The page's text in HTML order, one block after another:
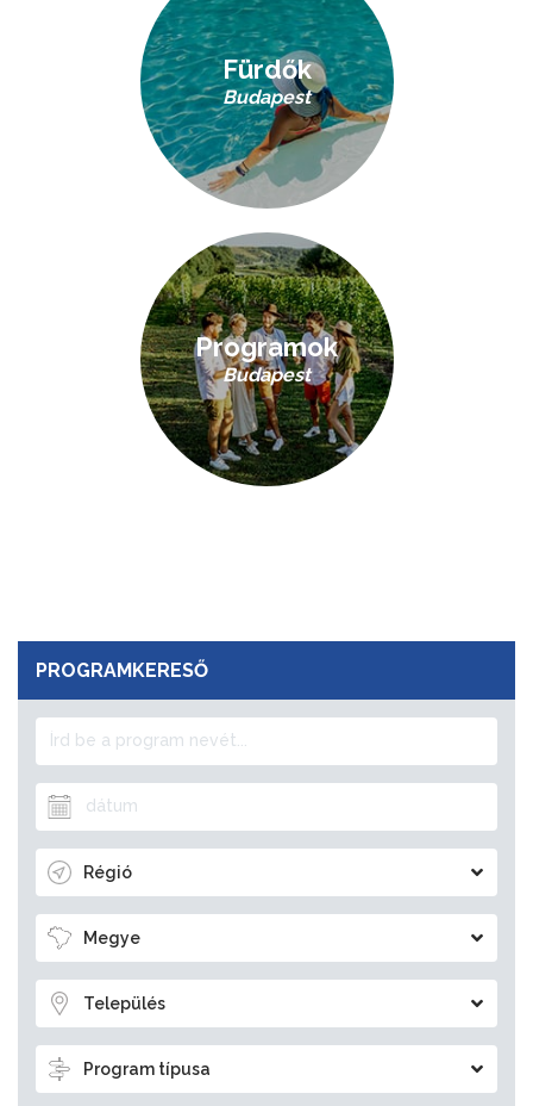
Fürdők
Budapest
Programok
Budapest
PROGRAMKERESŐ
Régió
Megye
Település
Program típusa